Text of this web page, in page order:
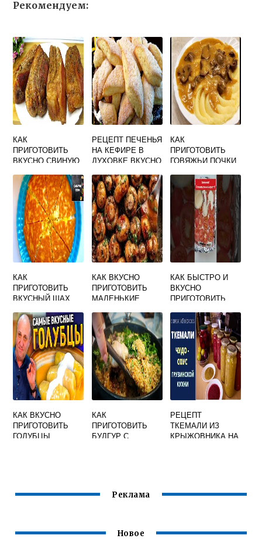
Рекомендуем:
КАК
ПРИГОТОВИТЬ
ВКУСНО СВИНУЮ
ДУХОВКЕ
РЕЦЕПТ ПЕЧЕНЬЯ
НА КЕФИРЕ В
ДУХОВКЕ ВКУСНО
КАК
ПРИГОТОВИТЬ
ГОВЯЖЬИ ПОЧКИ
ЗАПАХА ВИДЕО
КАК
ПРИГОТОВИТЬ
ВКУСНЫЙ ШАХ
КАК ВКУСНО
ПРИГОТОВИТЬ
МАЛЕНЬКИЕ
ЦЕЛИКОМ
КАК БЫСТРО И
ВКУСНО
ПРИГОТОВИТЬ
КАК ВКУСНО
ПРИГОТОВИТЬ
ГОЛУБЦЫ
КАК
ПРИГОТОВИТЬ
БУЛГУР С
РЕЦЕПТ
ТКЕМАЛИ ИЗ
КРЫЖОВНИКА НА
Реклама
Новое